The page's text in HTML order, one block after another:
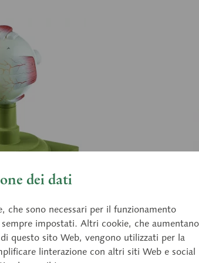
SOMSO-Plast®,
(2), corium (2), corpo
CS 7
Bulbo
occhio
dei dati
che sono necessari per il funzionamento
impostati. Altri cookie, che aumentano
questo sito Web, vengono utilizzati per la
linterazione con altri siti Web e social